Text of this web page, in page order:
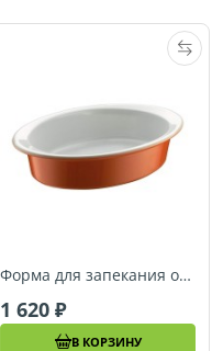
Форма для запекания овальная Berndes SPECIALS, 29 x 20 см (054026)
1 620
В КОРЗИНУ